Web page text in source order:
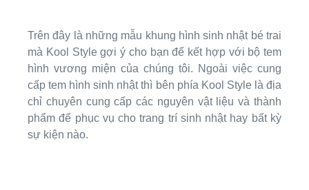
Trên đây là những mẫu khung hình sinh nhật bé trai
mà Kool Style gợi ý cho bạn để kết hợp với bộ tem
hình vương miện của chúng tôi. Ngoài việc cung
cấp tem hình sinh nhật thì bên phía Kool Style là địa
chỉ chuyên cung cấp các nguyên vật liệu và thành
phẩm để phục vụ cho trang trí sinh nhật hay bất kỳ
sự kiện nào.